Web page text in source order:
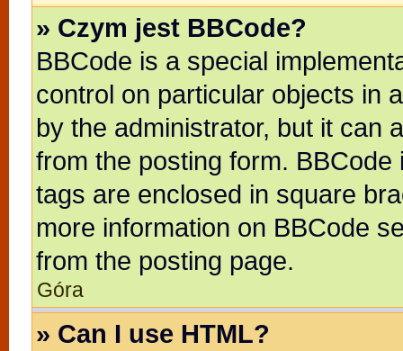
» Czym jest BBCode?
BBCode is a special
control on particular objects in
by the administrator, but it can
from the posting form.
tags are enclosed in square
more information on BBCode
from the posting page.
Góra
» Can I use HTML?